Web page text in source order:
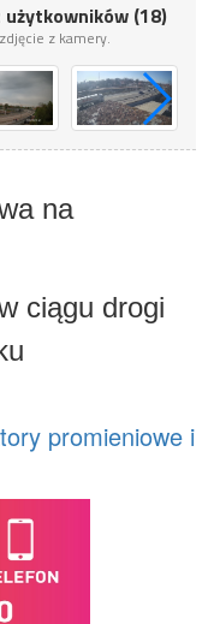
(18)
z kamery.
na
ciągu drogi
promieniowe i